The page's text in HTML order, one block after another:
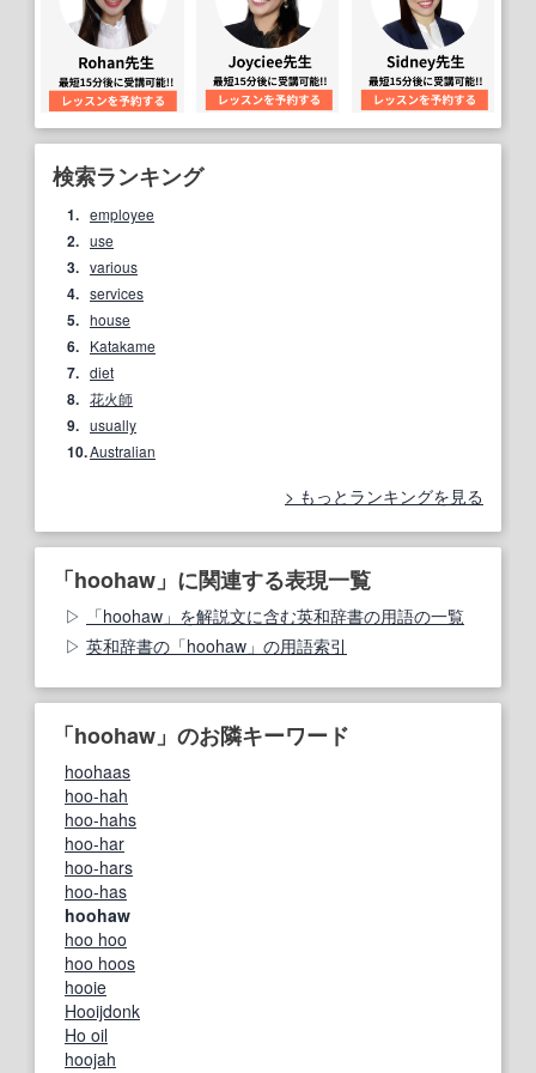
検索ランキング
1. employee
2. use
3. various
4. services
5. house
6. Katakame
7. diet
8. 花火師
9. usually
10.Australian
もっとランキングを見る
「hoohaw」に関連する表現一覧
「hoohaw」を解説文に含む英和辞書の用語の一覧
英和辞書の「hoohaw」の用語索引
「hoohaw」のお隣キーワード
hoohaas
hoo-hah
hoo-hahs
hoo-har
hoo-hars
hoo-has
hoohaw
hoo hoo
hoo hoos
hooie
Hooijdonk
Ho oil
hoojah